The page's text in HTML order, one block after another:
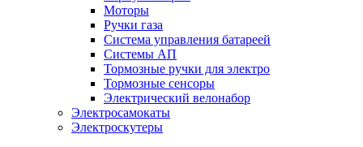
Моторы
Ручки газа
Система управления батареей
Системы АП
Тормозные ручки для электро
Тормозные сенсоры
Электрический велонабор
Электросамокаты
Электроскутеры